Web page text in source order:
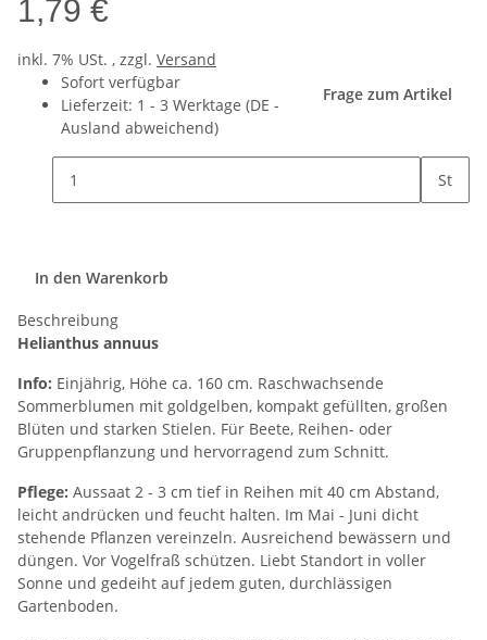
1,79 €
inkl. 7% USt. , zzgl. Versand
Sofort verfügbar
Lieferzeit: 1 - 3 Werktage (DE -
Ausland abweichend)
Frage zum Artikel
St
In den Warenkorb
Beschreibung
Helianthus annuus
Info: Einjährig, Höhe ca. 160 cm. Raschwachsende
Sommerblumen mit goldgelben, kompakt gefüllten, großen
Blüten und starken Stielen. Für Beete, Reihen- oder
Gruppenpflanzung und hervorragend zum Schnitt.
Pflege: Aussaat 2 - 3 cm tief in Reihen mit 40 cm Abstand,
leicht andrücken und feucht halten. Im Mai - Juni dicht
stehende Pflanzen vereinzeln. Ausreichend bewässern und
düngen. Vor Vogelfraß schützen. Liebt Standort in voller
Sonne und gedeiht auf jedem guten, durchlässigen
Gartenboden.